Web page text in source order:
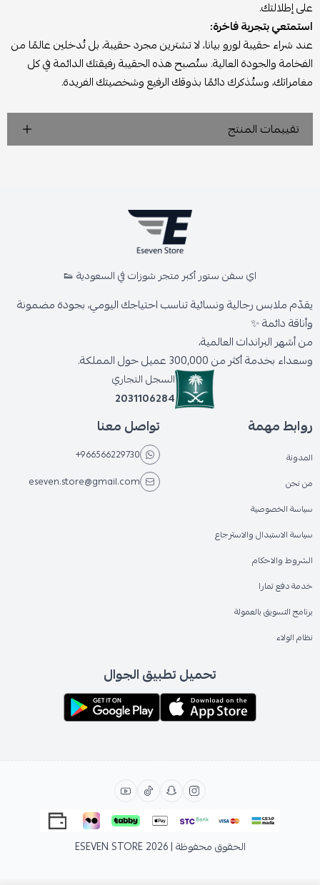
على إطلالتك.
استمتعي بتجربة فاخرة:
عند شراء حقيبة لورو بيانا، لا تشترين مجرد حقيبة، بل تُدخلين عالمًا من
الفخامة والجودة العالية. ستُصبح هذه الحقيبة رفيقتك الدائمة في كل
مغامراتك، وستُذكرك دائمًا بذوقك الرفيع وشخصيتك الفريدة.
تقييمات المنتج
اي سفن ستور أكبر متجر شوزات في السعودية 👟
يقدّم ملابس رجالية ونسائية تناسب احتياجك اليومي، بجودة مضمونة
وأناقة دائمة ✨
من أشهر البراندات العالمية،
وسعداء بخدمة أكثر من 300,000 عميل حول المملكة.
السجل التجاري
2031106284
روابط مهمة
المدونة
من نحن
سياسة الخصوصية
سياسة الاستبدال والاسترجاع
الشروط والاحكام
خدمة دفع تمارا
برنامج التسويق بالعمولة
نظام الولاء
تواصل معنا
+966566229730
eseven.store@gmail.com
تحميل تطبيق الجوال
الحقوق محفوظة | 2026 ESEVEN STORE